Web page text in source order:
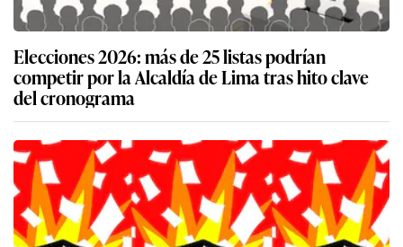
Elecciones 2026: más de 25 listas podrían
competir por la Alcaldía de Lima tras hito clave
del cronograma